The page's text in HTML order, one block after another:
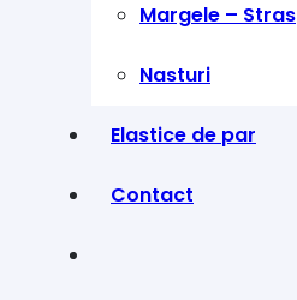
Margele – Stras
Nasturi
Elastice de par
Contact